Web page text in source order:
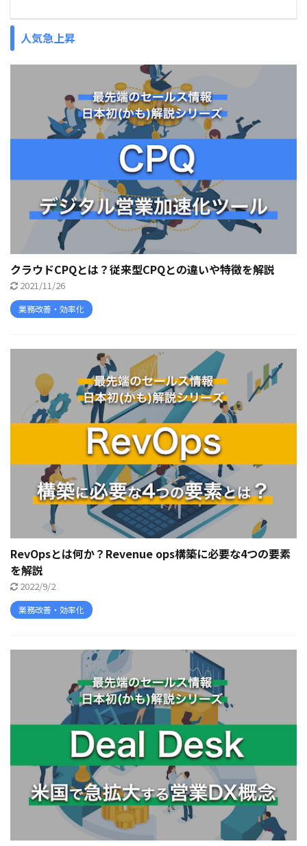
人気急上昇
クラウドCPQとは？従来型CPQとの違いや特徴を解説
2021/11/26
業務改善・効率化
RevOpsとは何か？Revenue ops構築に必要な4つの要素
を解説
2022/9/2
業務改善・効率化